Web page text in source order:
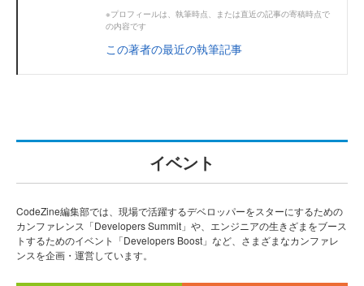
※プロフィールは、執筆時点、または直近の記事の寄稿時点で
の内容です
この著者の最近の執筆記事
イベント
CodeZine編集部では、現場で活躍するデベロッパーをスターにするための
カンファレンス「Developers Summit」や、エンジニアの生きざまをブース
トするためのイベント「Developers Boost」など、さまざまなカンファレ
ンスを企画・運営しています。